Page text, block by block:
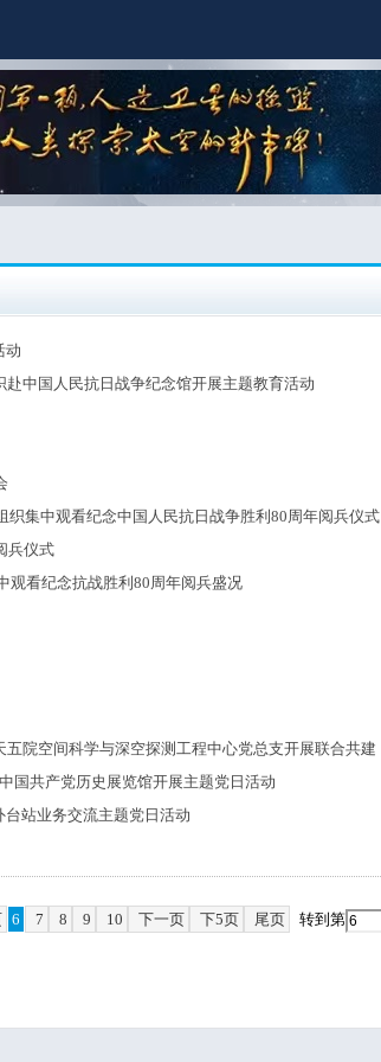
动
中国人民抗日战争纪念馆开展主题教育活动
集中观看纪念中国人民抗日战争胜利80周年阅兵仪式
兵仪式
看纪念抗战胜利80周年阅兵盛况
院空间科学与深空探测工程中心党总支开展联合共建
共产党历史展览馆开展主题党日活动
站业务交流主题党日活动
6 7 8 9 10 下一页 下5页 尾页 转到第